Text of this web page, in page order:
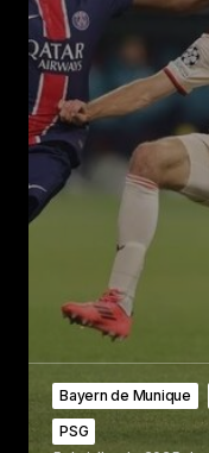
Bayern de Munique
PSG